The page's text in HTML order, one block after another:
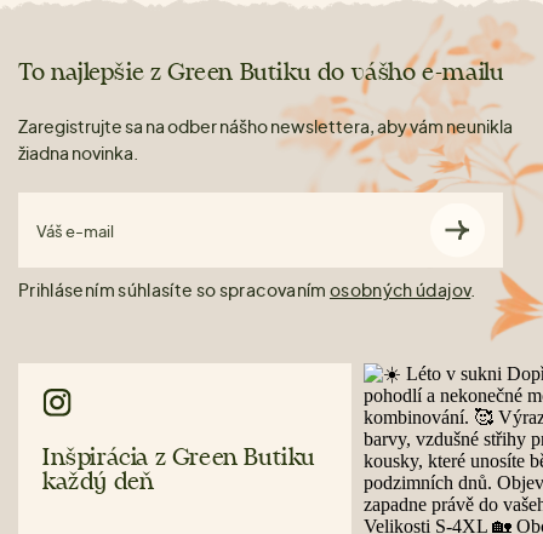
To najlepšie z Green Butiku do vášho e-mailu
Zaregistrujte sa na odber nášho newslettera, aby vám neunikla
žiadna novinka.
Váš e-mail
Prihlásením súhlasíte so spracovaním osobných údajov.
Inšpirácia z Green Butiku
každý deň